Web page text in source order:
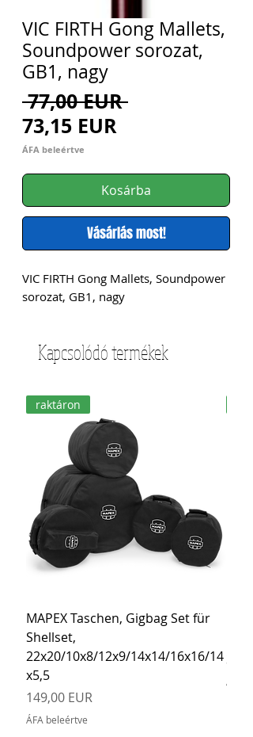
VIC FIRTH Gong Mallets,
Soundpower sorozat,
GB1, nagy
77,00 EUR Szokásos
73,15 EUR
ÁFA beleértve
Kosárba
Vásárlás most!
VIC FIRTH Gong Mallets, Soundpower
sorozat, GB1, nagy
Kapcsolódó termékek
raktáron
MAPEX Taschen, Gigbag Set für
Shellset,
22x20/10x8/12x9/14x14/16x16/14
x5,5
Ár
149,00 EUR
ÁFA beleértve
Ár
ÁFA